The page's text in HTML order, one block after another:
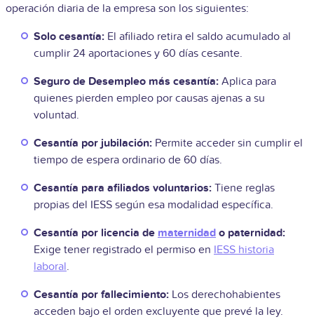
operación diaria de la empresa son los siguientes:
Solo cesantía: El afiliado retira el saldo acumulado al
cumplir 24 aportaciones y 60 días cesante.
Seguro de Desempleo más cesantía: Aplica para
quienes pierden empleo por causas ajenas a su
voluntad.
Cesantía por jubilación: Permite acceder sin cumplir el
tiempo de espera ordinario de 60 días.
Cesantía para afiliados voluntarios: Tiene reglas
propias del IESS según esa modalidad específica.
Cesantía por licencia de maternidad o paternidad:
Exige tener registrado el permiso en IESS historia
laboral.
Cesantía por fallecimiento: Los derechohabientes
acceden bajo el orden excluyente que prevé la ley.